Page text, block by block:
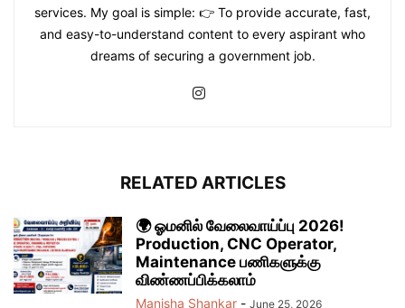
services. My goal is simple: 👉 To provide accurate, fast,
and easy-to-understand content to every aspirant who
dreams of securing a government job.
RELATED ARTICLES
🌍 ஓமனில் வேலைவாய்ப்பு 2026!
Production, CNC Operator,
Maintenance பணிகளுக்கு
விண்ணப்பிக்கலாம்
Manisha Shankar - June 25, 2026